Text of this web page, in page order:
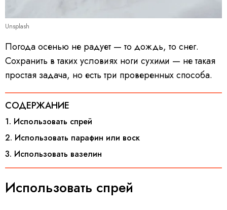
Unsplash
Погода осенью не радует — то дождь, то снег.
Сохранить в таких условиях ноги сухими — не такая
простая задача, но есть три проверенных способа.
СОДЕРЖАНИЕ
1. Использовать спрей
2. Использовать парафин или воск
3. Использовать вазелин
Использовать спрей